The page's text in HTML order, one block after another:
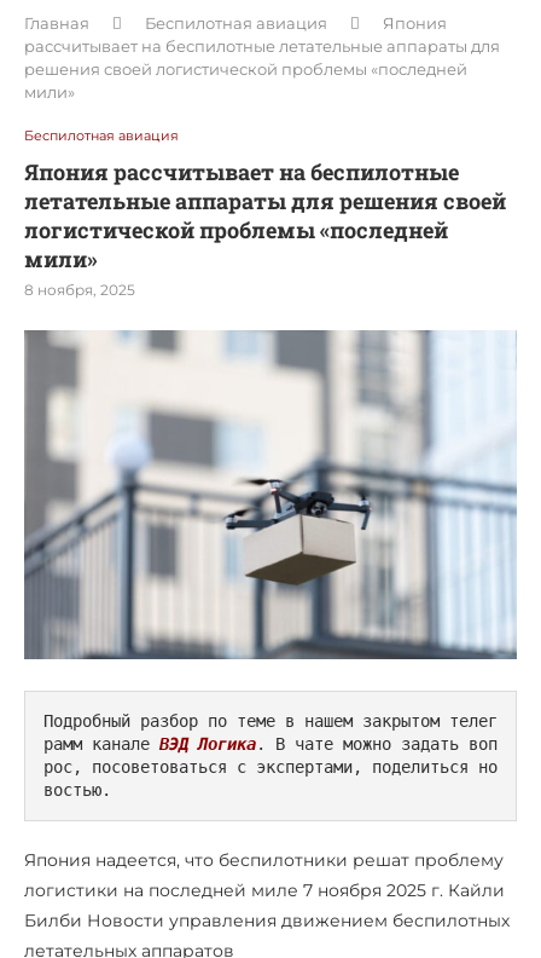
Главная Беспилотная авиация
Япония
рассчитывает на беспилотные летательные аппараты для
решения своей логистической проблемы «последней
мили»
Беспилотная авиация
Япония рассчитывает на беспилотные
летательные аппараты для решения своей
логистической проблемы «последней
мили»
8 ноября, 2025
Подробный разбор по теме в нашем закрытом телег
рамм канале ВЭД Логика. В чате можно задать воп
рос, посоветоваться с экспертами, поделиться но
востью.
Япония надеется, что беспилотники решат проблему
логистики на последней миле 7 ноября 2025 г. Кайли
Билби Новости управления движением беспилотных
летательных аппаратов